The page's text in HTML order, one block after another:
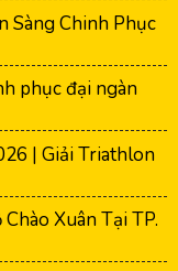
Sàng Chinh Phục
phục đại ngàn
| Giải Triathlon
Xuân Tại TP.